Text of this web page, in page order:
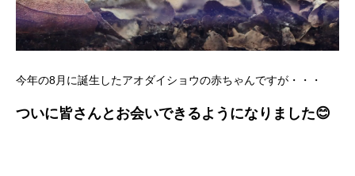
今年の8月に誕生したアオダイショウの赤ちゃんですが・・・
ついに皆さんとお会いできるようになりました😊